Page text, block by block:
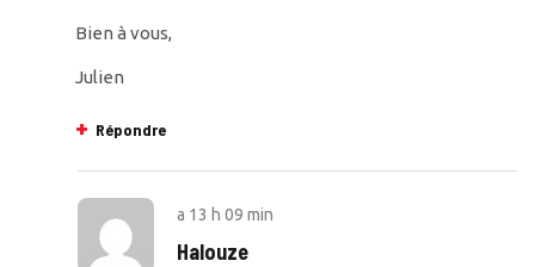
Bien à vous,
Julien
Répondre
a 13 h 09 min
Halouze